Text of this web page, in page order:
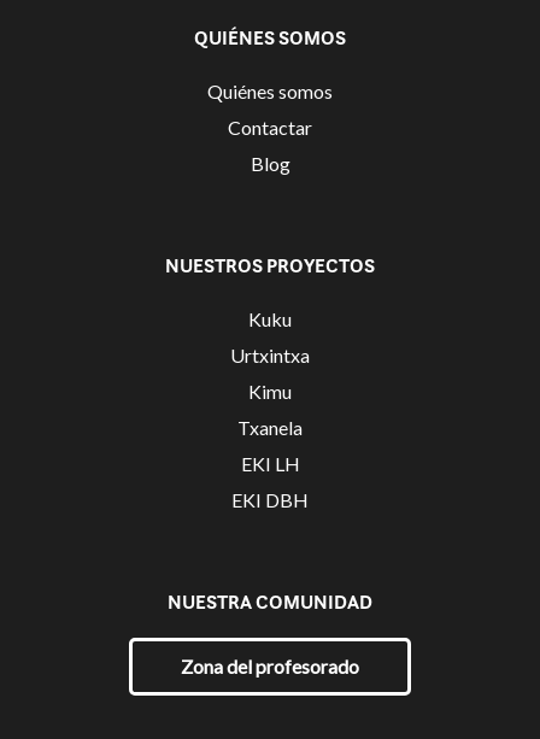
QUIÉNES SOMOS
Quiénes somos
Contactar
Blog
NUESTROS PROYECTOS
Kuku
Urtxintxa
Kimu
Txanela
EKI LH
EKI DBH
NUESTRA COMUNIDAD
Zona del profesorado